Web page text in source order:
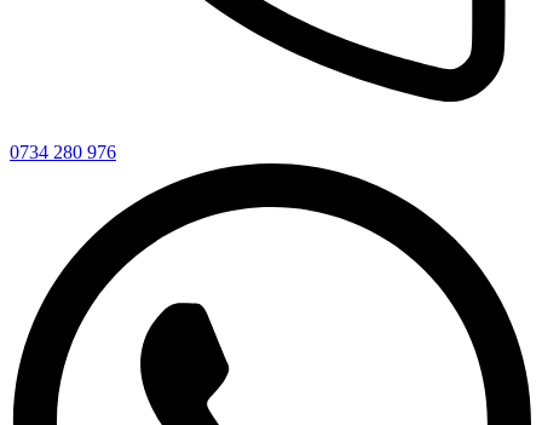
0734 280 976